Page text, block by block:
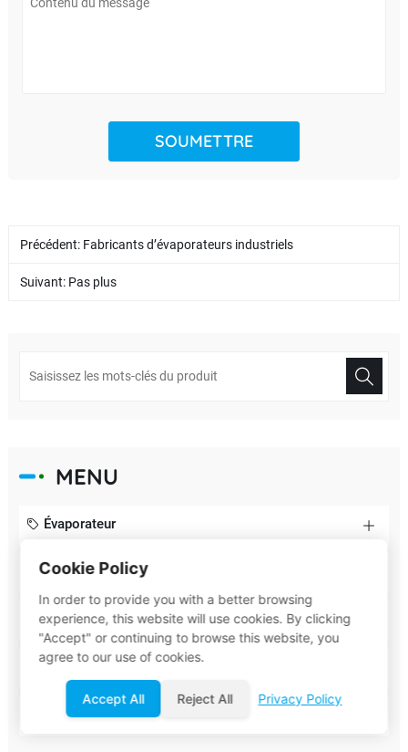
Précédent: Fabricants d’évaporateurs industriels
Suivant: Pas plus
MENU
Évaporateur
Système membranaire
Système biochimique
Élément membranaire
Filtre
Cookie Policy
In order to provide you with a better browsing
experience, this website will use cookies. By clicking
"Accept" or continuing to browse this website, you
agree to our use of cookies.
Accept All Reject All Privacy Policy